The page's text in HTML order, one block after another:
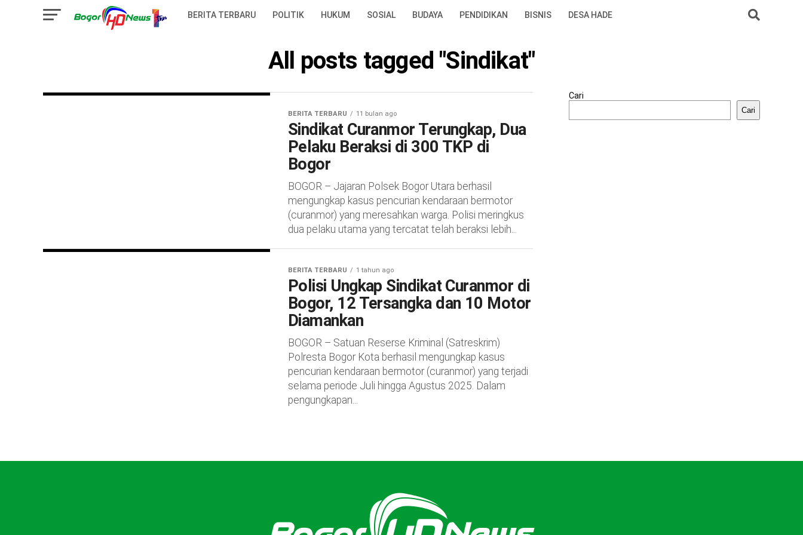
BERITA TERBARU POLITIK HUKUM SOSIAL BUDAYA PENDIDIKAN BISNIS DESA HADE
All posts tagged "Sindikat"
BERITA TERBARU 11 bulan ago
Sindikat Curanmor Terungkap, Dua
Pelaku Beraksi di 300 TKP di
Bogor
BOGOR – Jajaran Polsek Bogor Utara berhasil
mengungkap kasus pencurian kendaraan bermotor
(curanmor) yang meresahkan warga. Polisi meringkus
dua pelaku utama yang tercatat telah beraksi lebih...
BERITA TERBARU 1 tahun ago
Polisi Ungkap Sindikat Curanmor di
Bogor, 12 Tersangka dan 10 Motor
Diamankan
BOGOR – Satuan Reserse Kriminal (Satreskrim)
Polresta Bogor Kota berhasil mengungkap kasus
pencurian kendaraan bermotor (curanmor) yang terjadi
selama periode Juli hingga Agustus 2025. Dalam
pengungkapan...
Cari
Cari